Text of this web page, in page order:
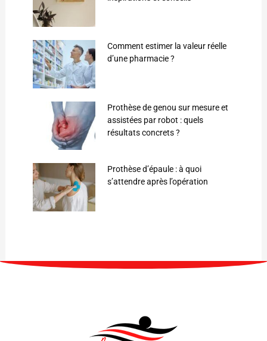
Comment estimer la valeur réelle
d’une pharmacie ?
Prothèse de genou sur mesure et
assistées par robot : quels
résultats concrets ?
Prothèse d’épaule : à quoi
s’attendre après l’opération